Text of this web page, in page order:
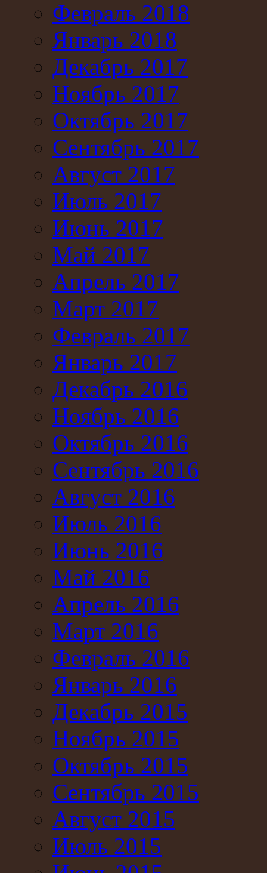
Февраль 2018
Январь 2018
Декабрь 2017
Ноябрь 2017
Октябрь 2017
Сентябрь 2017
Август 2017
Июль 2017
Июнь 2017
Май 2017
Апрель 2017
Март 2017
Февраль 2017
Январь 2017
Декабрь 2016
Ноябрь 2016
Октябрь 2016
Сентябрь 2016
Август 2016
Июль 2016
Июнь 2016
Май 2016
Апрель 2016
Март 2016
Февраль 2016
Январь 2016
Декабрь 2015
Ноябрь 2015
Октябрь 2015
Сентябрь 2015
Август 2015
Июль 2015